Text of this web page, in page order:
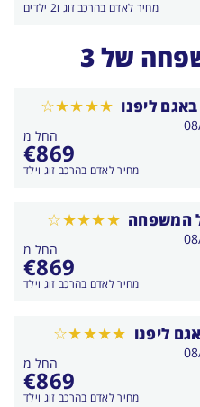
מחיר לאדם בהרכב זוג ו2 ילדים
של 3
ליפנו
החל מ
€869
מחיר לאדם בהרכב זוג וילד
המשפחה
החל מ
€869
מחיר לאדם בהרכב זוג וילד
ליפנו
החל מ
€869
מחיר לאדם בהרכב זוג וילד